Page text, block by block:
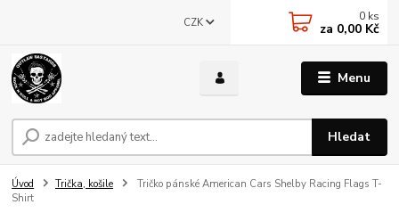
Menu
CZK
Hledat
0 ks
za 0,00 Kč
Úvod Trička, košile
Tričko pánské American Cars Shelby Racing Flags T-
Shirt